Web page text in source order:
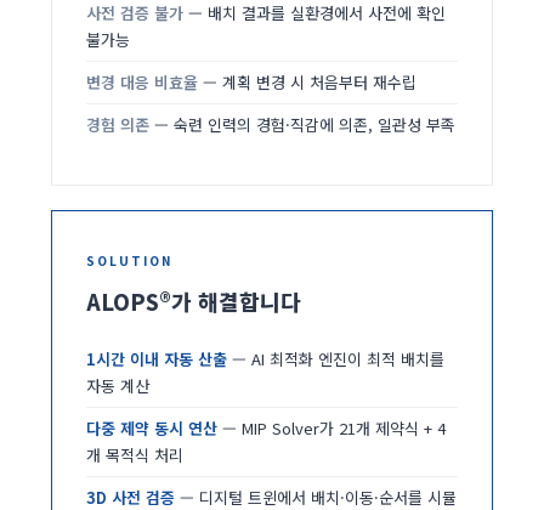
사전 검증 불가 — 배치 결과를 실환경에서 사전에 확인
불가능
변경 대응 비효율 — 계획 변경 시 처음부터 재수립
경험 의존 — 숙련 인력의 경험·직감에 의존, 일관성 부족
SOLUTION
ALOPS®가 해결합니다
1시간 이내 자동 산출 — AI 최적화 엔진이 최적 배치를
자동 계산
다중 제약 동시 연산 — MIP Solver가 21개 제약식 + 4
개 목적식 처리
3D 사전 검증 — 디지털 트윈에서 배치·이동·순서를 시뮬